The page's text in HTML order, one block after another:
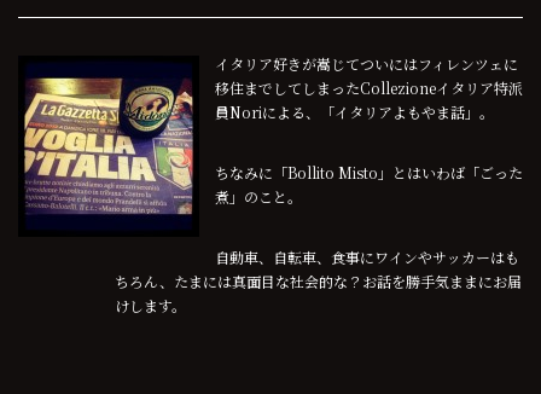
イタリア好きが嵩じてついにはフィレンツェに
移住までしてしまったCollezioneイタリア特派
員Noriによる、「イタリアよもやま話」。
ちなみに「Bollito Misto」とはいわば「ごった
煮」のこと。
自動車、自転車、食事にワインやサッカーはも
ちろん、たまには真面目な社会的な？お話を勝手気ままにお届
けします。